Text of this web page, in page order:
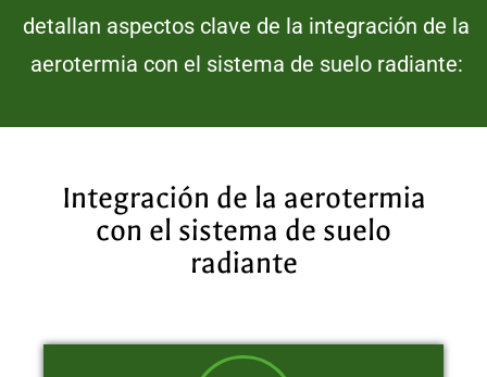
detallan aspectos clave de la integración de la
aerotermia con el sistema de suelo radiante:
Integración de la aerotermia
con el sistema de suelo
radiante